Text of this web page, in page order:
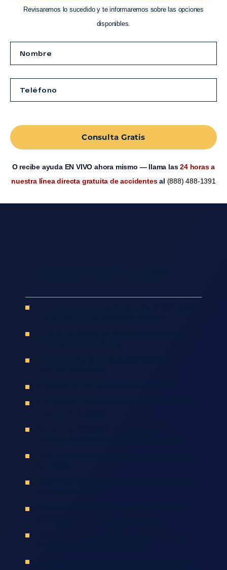
Revisaremos lo sucedido y te informaremos sobre las opciones
disponibles.
Consulta Gratis
O recibe ayuda EN VIVO ahora mismo — llama las24 horas a
nuestra línea directa gratuita de accidentesal (888) 488-1391